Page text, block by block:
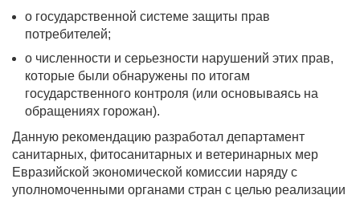
о государственной системе защиты прав
потребителей;
о численности и серьезности нарушений этих прав,
которые были обнаружены по итогам
государственного контроля (или основываясь на
обращениях горожан).
Данную рекомендацию разработал департамент
санитарных, фитосанитарных и ветеринарных мер
Евразийской экономической комиссии наряду с
уполномоченными органами стран с целью реализации